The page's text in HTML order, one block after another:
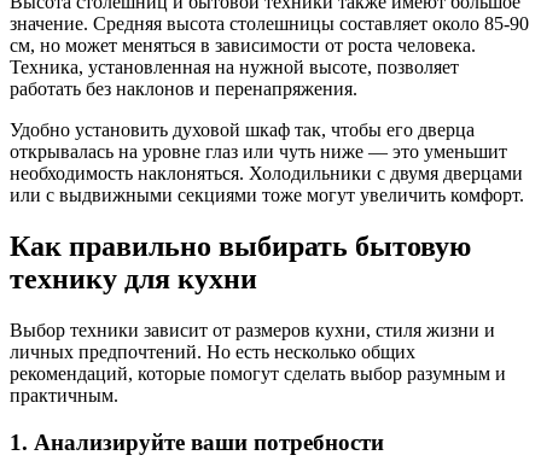
значение. Средняя высота столешницы составляет около 85-90
см, но может меняться в зависимости от роста человека.
Техника, установленная на нужной высоте, позволяет
работать без наклонов и перенапряжения.
Удобно установить духовой шкаф так, чтобы его дверца
открывалась на уровне глаз или чуть ниже — это уменьшит
необходимость наклоняться. Холодильники с двумя дверцами
или с выдвижными секциями тоже могут увеличить комфорт.
Как правильно выбирать бытовую
технику для кухни
Выбор техники зависит от размеров кухни, стиля жизни и
личных предпочтений. Но есть несколько общих
рекомендаций, которые помогут сделать выбор разумным и
практичным.
1. Анализируйте ваши потребности